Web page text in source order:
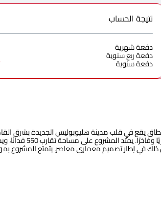
نتيجة الحساب
دفعة شهرية
دفعة ربع سنوية
دفعة سنوية
يقع في قلب مدينة هليوبوليس الجديدة بشرق
تصميمه من قبل شركة مدينة مصر للإسكان
في إطار تصميم معماري معاصر. يتمتع المشروع